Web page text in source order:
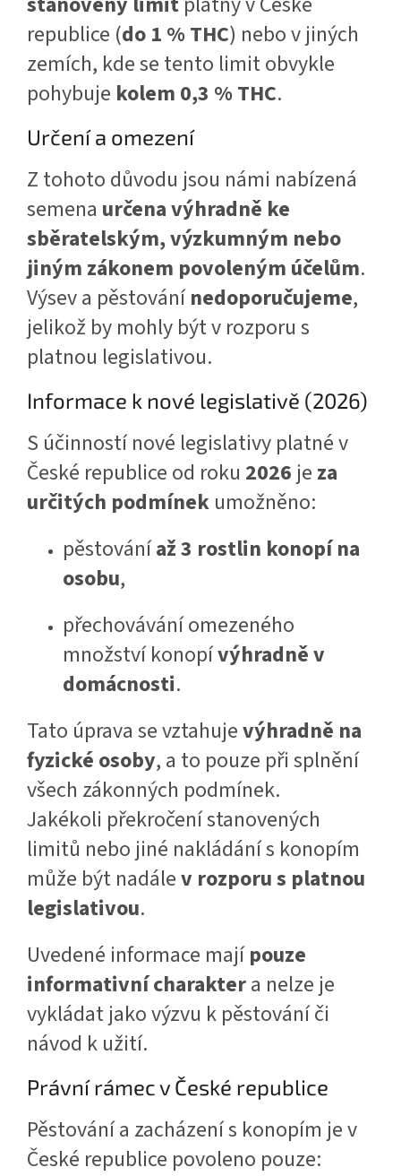
republice (do 1 % THC) nebo v jiných
zemích, kde se tento limit obvykle
pohybuje kolem 0,3 % THC.
Určení a omezení
Z tohoto důvodu jsou námi nabízená
semena určena výhradně ke
sběratelským, výzkumným nebo
jiným zákonem povoleným účelům.
Výsev a pěstovánínedoporučujeme,
jelikož by mohly být v rozporu s
platnou legislativou.
Informace k nové legislativě (2026)
S účinností nové legislativy platné v
České republice od roku 2026 je za
určitých podmínek umožněno:
pěstováníaž 3 rostlin konopí na
osobu,
přechovávání omezeného
množství konopívýhradně v
domácnosti.
Tato úprava se vztahujevýhradně na
fyzické osoby, a to pouze při splnění
všech zákonných podmínek.
Jakékoli překročení stanovených
limitů nebo jiné nakládání s konopím
může být nadálev rozporu s platnou
legislativou.
Uvedené informace majípouze
informativní charaktera nelze je
vykládat jako výzvu k pěstování či
návod k užití.
Právní rámec v České republice
Pěstování a zacházení s konopím je v
České republice povoleno pouze: